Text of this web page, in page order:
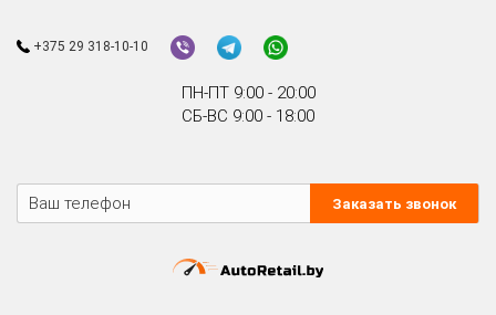
+375 29 318-10-10
ПН-ПТ 9:00 - 20:00
СБ-ВС 9:00 - 18:00
Заказать звонок